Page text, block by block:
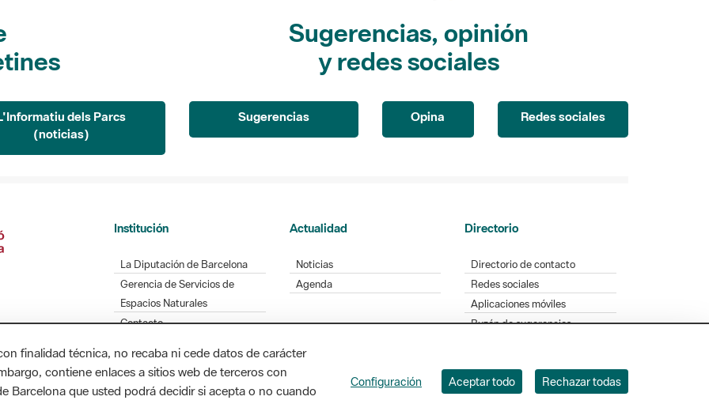
(noticias)
y redes sociales
Gerencia de Servicios de
Espacios Naturales
Contacto
Agenda
Redes sociales
Aplicaciones móviles
Buzón de sugerencias
Opinión sobre los parques
Diputación de Barcelona. Edifici Llacuna, 1a planta. Badajoz, 49. 08005 Barcelona. Tel. 934 022 428
/ xarxaparcs@diba.cat
finalidad técnica, no recaba ni cede datos de carácter
contiene enlaces a sitios web de terceros con
Barcelona que usted podrá decidir si acepta o no cuando
Configuración Aceptar todo Rechazar todas